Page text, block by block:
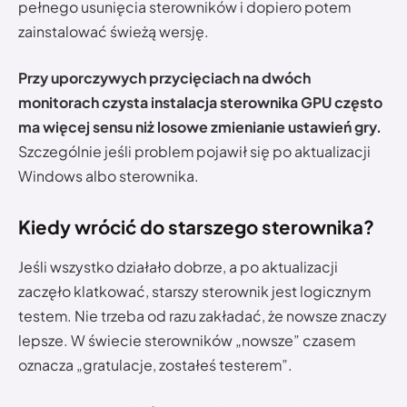
pełnego usunięcia sterowników i dopiero potem
zainstalować świeżą wersję.
Przy uporczywych przycięciach na dwóch
monitorach czysta instalacja sterownika GPU często
ma więcej sensu niż losowe zmienianie ustawień gry.
Szczególnie jeśli problem pojawił się po aktualizacji
Windows albo sterownika.
Kiedy wrócić do starszego sterownika?
Jeśli wszystko działało dobrze, a po aktualizacji
zaczęło klatkować, starszy sterownik jest logicznym
testem. Nie trzeba od razu zakładać, że nowsze znaczy
lepsze. W świecie sterowników „nowsze” czasem
oznacza „gratulacje, zostałeś testerem”.